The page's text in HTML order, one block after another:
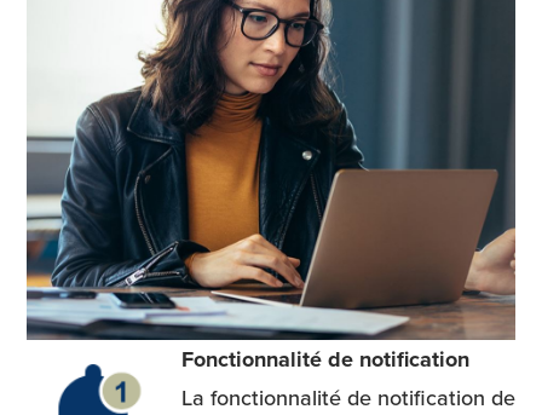
Fonctionnalité de notification
La fonctionnalité de notification de